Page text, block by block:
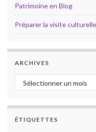
Patrimoine en Blog
Préparer la visite
ARCHIVES
Archives
ÉTIQUETTES